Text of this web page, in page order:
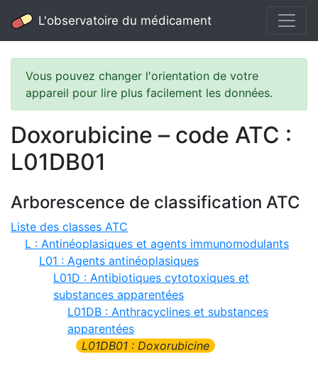
L'observatoire du médicament
Vous pouvez changer l'orientation de votre
appareil pour lire plus facilement les données.
Doxorubicine – code ATC :
L01DB01
Arborescence de classification ATC
Liste des classes ATC
L : Antinéoplasiques et agents immunomodulants
L01 : Agents antinéoplasiques
L01D : Antibiotiques cytotoxiques et
substances apparentées
L01DB : Anthracyclines et substances
apparentées
L01DB01 : Doxorubicine